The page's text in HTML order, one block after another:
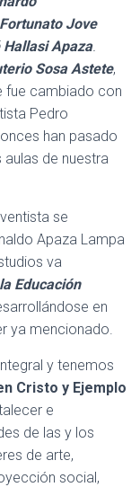
Fortunato Jove
Hallasi Apaza.
Sosa Astete,
fue cambiado con
Pedro
han pasado
de nuestra
se
Apaza Lampa
va
Educación
en
ya mencionado.
y tenemos
Cristo y Ejemplo
e
de las y los
de arte,
social,